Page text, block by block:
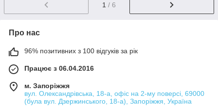
1 / 6
Про нас
96% позитивних з 100 відгуків за рік
Працює з 06.04.2016
м. Запоріжжя
вул. Олександрівська, 18-а, офіс на 2-му поверсі, 69000
(була вул. Дзержинського, 18-а), Запоріжжя, Україна